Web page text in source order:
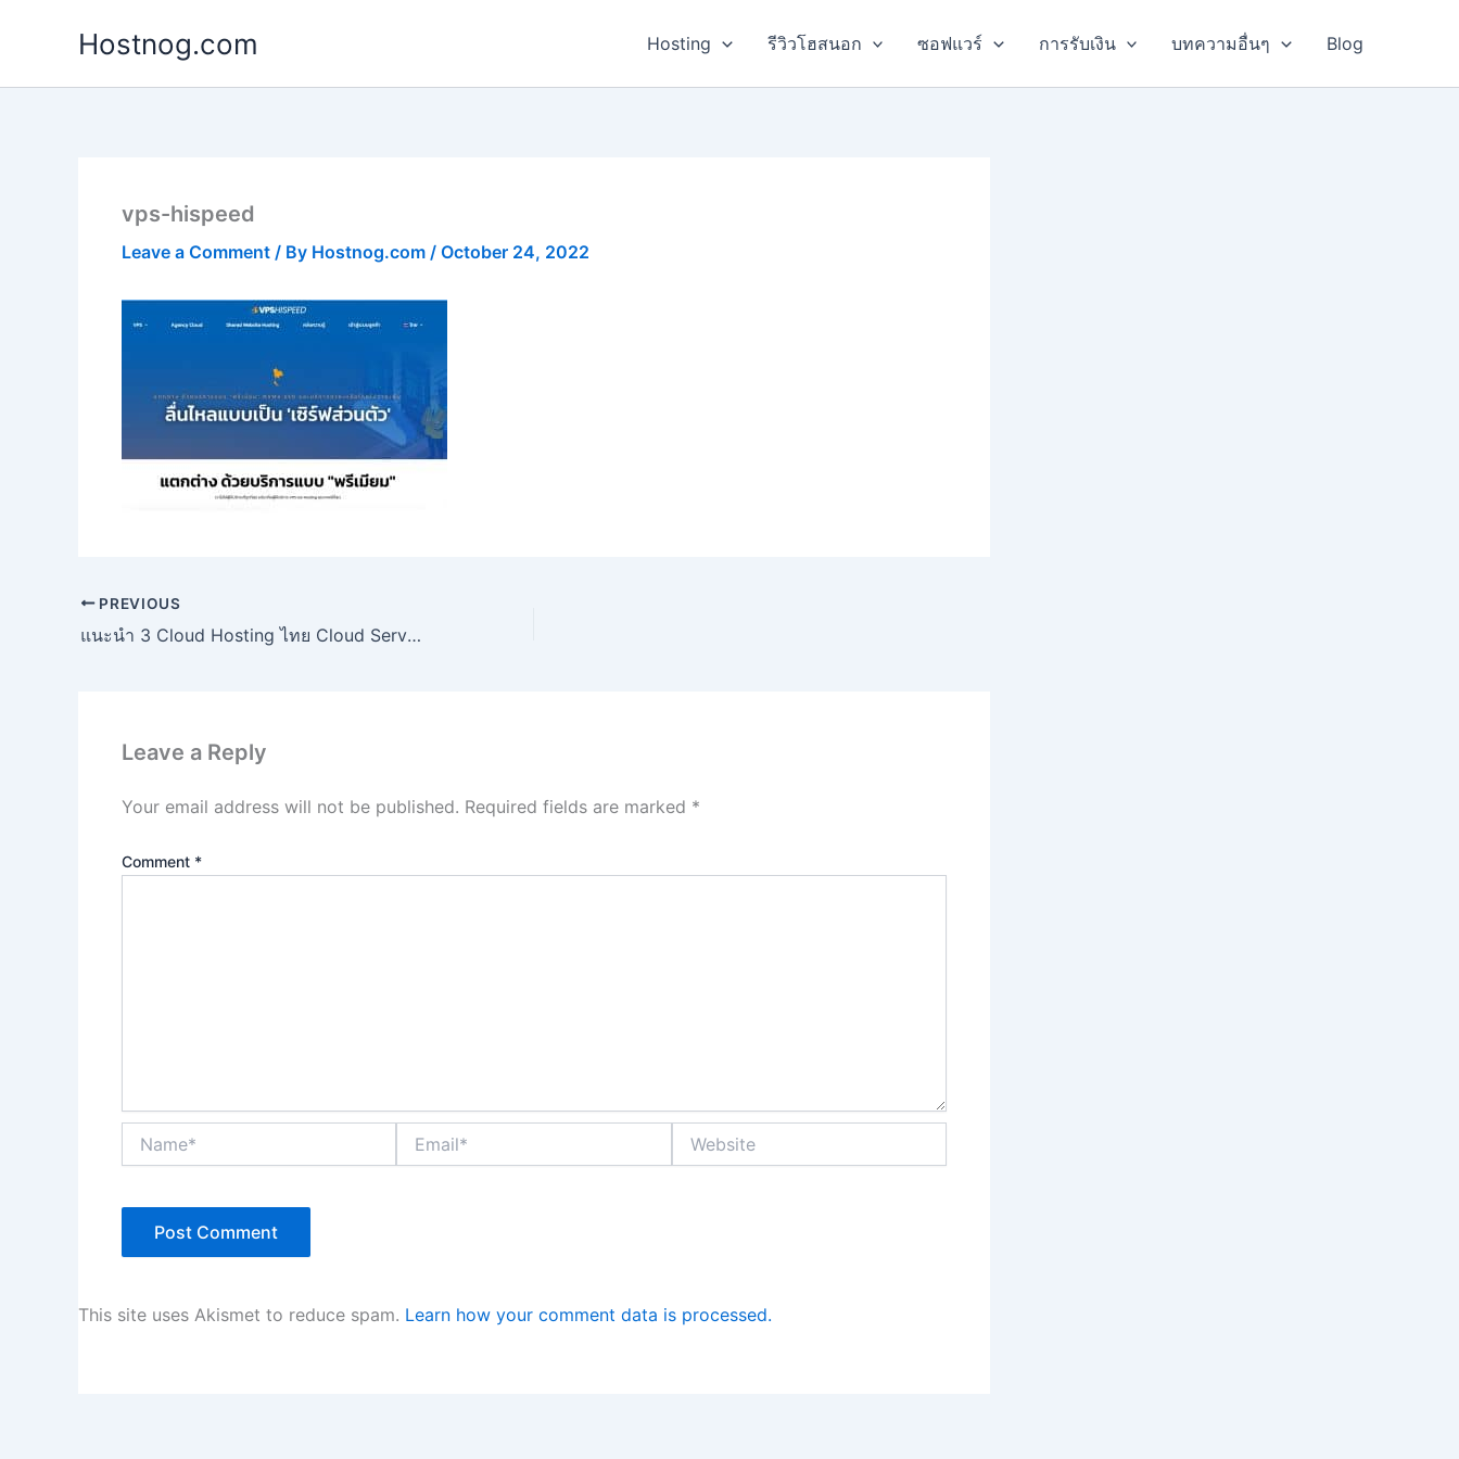
Hostnog.com Hosting รีวิวโฮสนอก ซอฟแวร์ การรับเงิน บทความอื่นๆ Blog
vps-hispeed
Leave a Comment / By Hostnog.com / October 24, 2022
PREVIOUS
แนะนำ 3 Cloud Hosting ไทย Cloud Server ที่ไหนดี
Leave a Reply
Your email address will not be published. Required fields are marked *
Comment *
This site uses Akismet to reduce spam. Learn how your comment data is processed.